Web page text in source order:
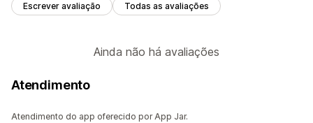
Escrever avaliação Todas as avaliações
Ainda não há avaliações
Atendimento
Atendimento do app oferecido por App Jar.